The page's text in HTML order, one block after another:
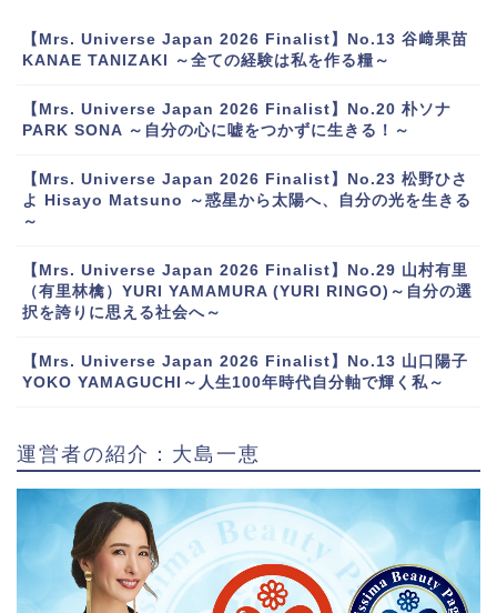
【Mrs. Universe Japan 2026 Finalist】No.13 谷﨑果苗
KANAE TANIZAKI ～全ての経験は私を作る糧～
【Mrs. Universe Japan 2026 Finalist】No.20 朴ソナ
PARK SONA ～自分の心に嘘をつかずに生きる！～
【Mrs. Universe Japan 2026 Finalist】No.23 松野ひさ
よ Hisayo Matsuno ～惑星から太陽へ、自分の光を生きる
～
【Mrs. Universe Japan 2026 Finalist】No.29 山村有里
（有里林檎）YURI YAMAMURA (YURI RINGO)～自分の選
択を誇りに思える社会へ～
【Mrs. Universe Japan 2026 Finalist】No.13 山口陽子
YOKO YAMAGUCHI～人生100年時代自分軸で輝く私～
運営者の紹介：大島一恵